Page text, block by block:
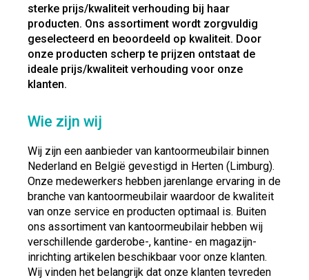
sterke prijs/kwaliteit verhouding bij haar
producten. Ons assortiment wordt zorgvuldig
geselecteerd en beoordeeld op kwaliteit. Door
onze producten scherp te prijzen ontstaat de
ideale prijs/kwaliteit verhouding voor onze
klanten.
Wie zijn wij
Wij zijn een aanbieder van kantoormeubilair binnen
Nederland en België gevestigd in Herten (Limburg).
Onze medewerkers hebben jarenlange ervaring in de
branche van kantoormeubilair waardoor de kwaliteit
van onze service en producten optimaal is. Buiten
ons assortiment van kantoormeubilair hebben wij
verschillende garderobe-, kantine- en magazijn-
inrichting artikelen beschikbaar voor onze klanten.
Wij vinden het belangrijk dat onze klanten tevreden